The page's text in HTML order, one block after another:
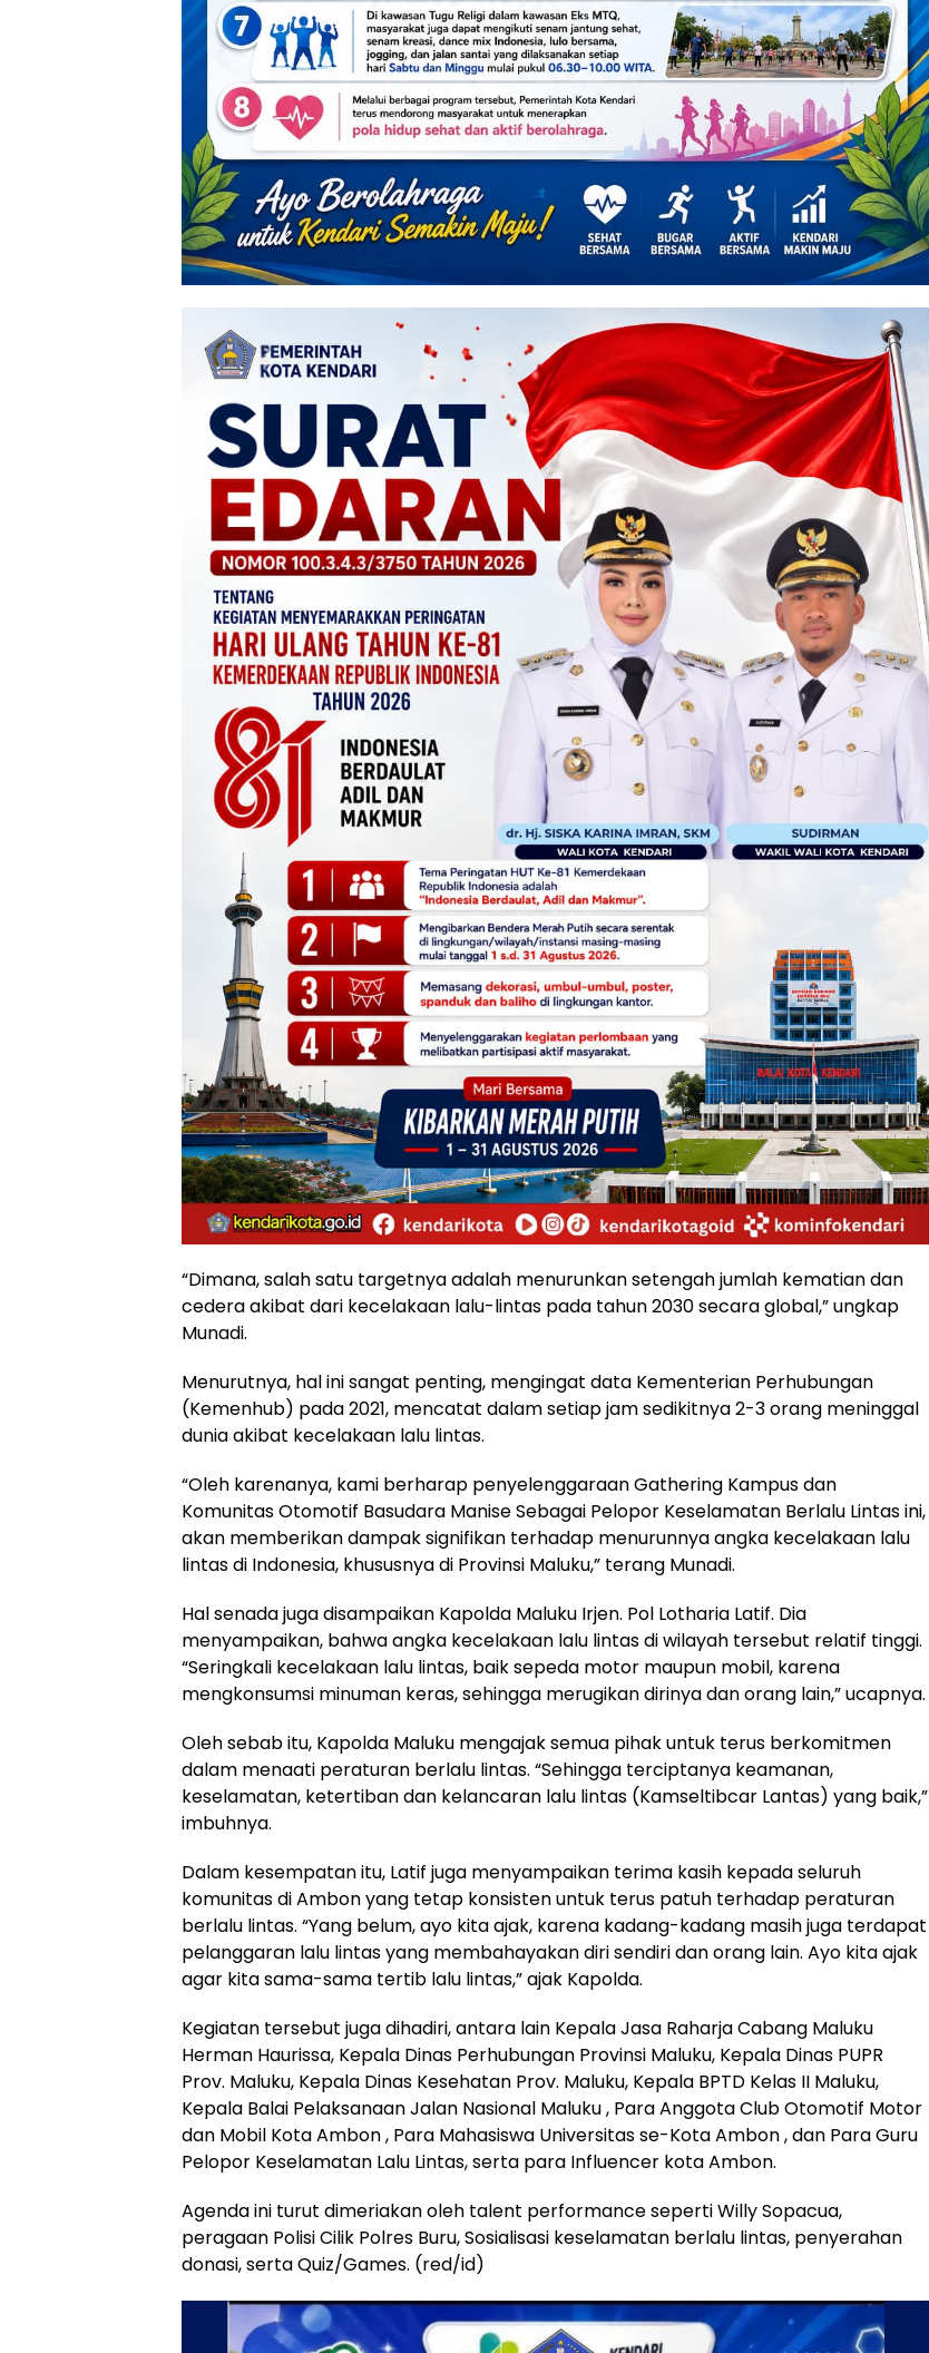
“Dimana, salah satu targetnya adalah menurunkan setengah jumlah kematian dan
cedera akibat dari kecelakaan lalu-lintas pada tahun 2030 secara global,” ungkap
Munadi.
Menurutnya, hal ini sangat penting, mengingat data Kementerian Perhubungan
(Kemenhub) pada 2021, mencatat dalam setiap jam sedikitnya 2-3 orang meninggal
dunia akibat kecelakaan lalu lintas.
“Oleh karenanya, kami berharap penyelenggaraan Gathering Kampus dan
Komunitas Otomotif Basudara Manise Sebagai Pelopor Keselamatan Berlalu Lintas ini,
akan memberikan dampak signifikan terhadap menurunnya angka kecelakaan lalu
lintas di Indonesia, khususnya di Provinsi Maluku,” terang Munadi.
Hal senada juga disampaikan Kapolda Maluku Irjen. Pol Lotharia Latif. Dia
menyampaikan, bahwa angka kecelakaan lalu lintas di wilayah tersebut relatif tinggi.
“Seringkali kecelakaan lalu lintas, baik sepeda motor maupun mobil, karena
mengkonsumsi minuman keras, sehingga merugikan dirinya dan orang lain,” ucapnya.
Oleh sebab itu, Kapolda Maluku mengajak semua pihak untuk terus berkomitmen
dalam menaati peraturan berlalu lintas. “Sehingga terciptanya keamanan,
keselamatan, ketertiban dan kelancaran lalu lintas (Kamseltibcar Lantas) yang baik,”
imbuhnya.
Dalam kesempatan itu, Latif juga menyampaikan terima kasih kepada seluruh
komunitas di Ambon yang tetap konsisten untuk terus patuh terhadap peraturan
berlalu lintas. “Yang belum, ayo kita ajak, karena kadang-kadang masih juga terdapat
pelanggaran lalu lintas yang membahayakan diri sendiri dan orang lain. Ayo kita ajak
agar kita sama-sama tertib lalu lintas,” ajak Kapolda.
Kegiatan tersebut juga dihadiri, antara lain Kepala Jasa Raharja Cabang Maluku
Herman Haurissa, Kepala Dinas Perhubungan Provinsi Maluku, Kepala Dinas PUPR
Prov. Maluku, Kepala Dinas Kesehatan Prov. Maluku, Kepala BPTD Kelas II Maluku,
Kepala Balai Pelaksanaan Jalan Nasional Maluku , Para Anggota Club Otomotif Motor
dan Mobil Kota Ambon , Para Mahasiswa Universitas se-Kota Ambon , dan Para Guru
Pelopor Keselamatan Lalu Lintas, serta para Influencer kota Ambon.
Agenda ini turut dimeriakan oleh talent performance seperti Willy Sopacua,
peragaan Polisi Cilik Polres Buru, Sosialisasi keselamatan berlalu lintas, penyerahan
donasi, serta Quiz/Games. (red/id)